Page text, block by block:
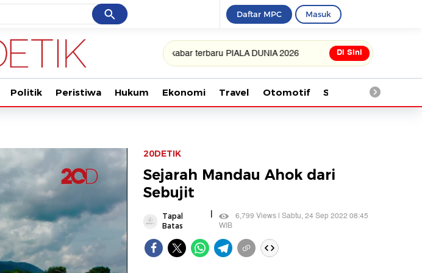
Cancel Daftar MPC Masuk
Tonton kabar terbaru PIALA DUNIA 2026 Di Sini
Politik Peristiwa Hukum Ekonomi Travel Otomotif Saintek
20DETIK
Sejarah Mandau Ahok dari
Sebujit
Tapal
Batas
|
6,799 Views | Sabtu, 24 Sep 2022 08:45
WIB